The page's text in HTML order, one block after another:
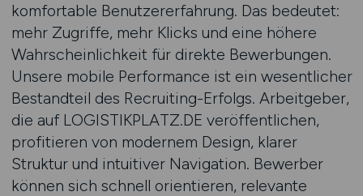
komfortable Benutzererfahrung. Das bedeutet:
mehr Zugriffe, mehr Klicks und eine höhere
Wahrscheinlichkeit für direkte Bewerbungen.
Unsere mobile Performance ist ein wesentlicher
Bestandteil des Recruiting-Erfolgs. Arbeitgeber,
die auf LOGISTIKPLATZ.DE veröffentlichen,
profitieren von modernem Design, klarer
Struktur und intuitiver Navigation. Bewerber
können sich schnell orientieren, relevante